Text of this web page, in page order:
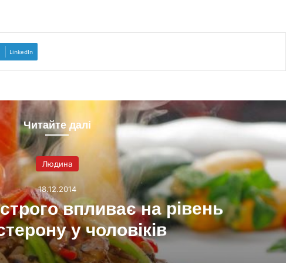
LinkedIn
Читайте далі
Людина
18.12.2014
впливає на рівень
у чоловіків